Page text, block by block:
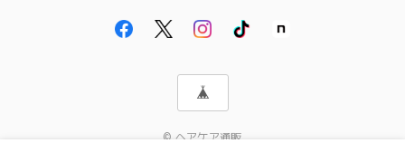
© ヘアケア通販